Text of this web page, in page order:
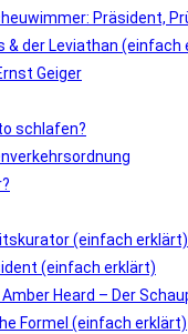
Präsident,
& der Leviathan (einfach
Geiger
schlafen?
(einfach erklärt)
(einfach erklärt)
Heard – Der
Formel (einfach erklärt)